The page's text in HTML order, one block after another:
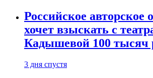
Российское авторское
хочет взыскать с
Кадышевой 100 тысяч
3 дня спустя